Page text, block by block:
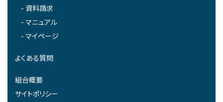
資料請求
マニュアル
マイページ
よくある質問
組合概要
サイトポリシー